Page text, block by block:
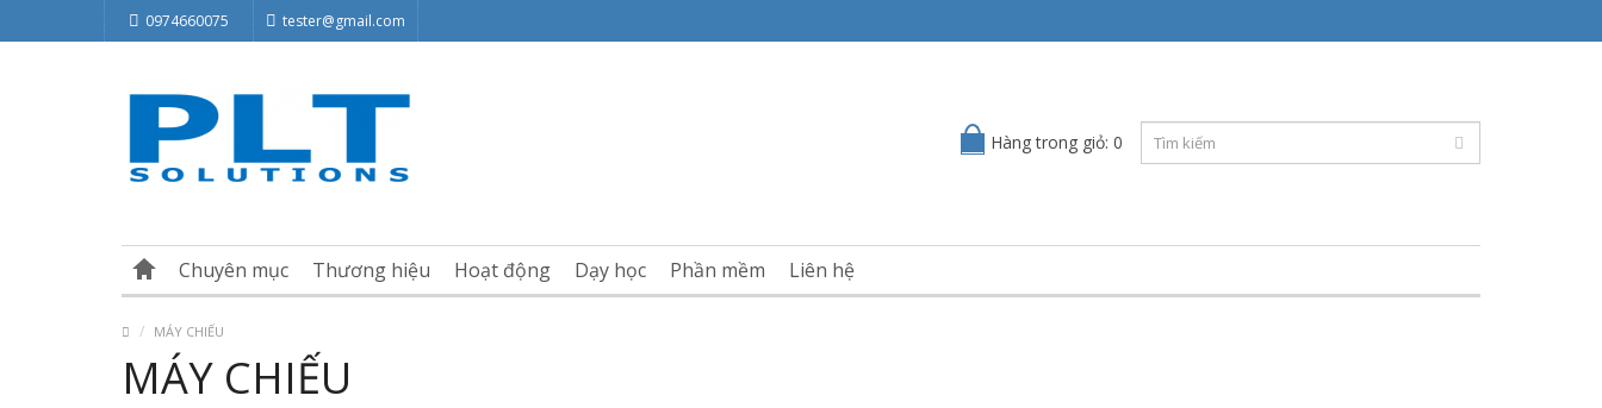
0974660075 tester@gmail.com
Hàng trong giỏ: 0
Chuyên mục Thương hiệu Hoạt động Dạy học Phần mềm Liên hệ
MÁY CHIẾU
MÁY CHIẾU